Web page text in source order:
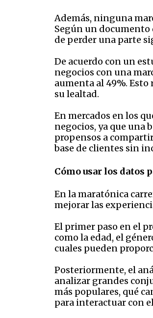
Además, ninguna
Según un documento
de perder una parte
De acuerdo con un
negocios con una
aumenta al 49%.
su lealtad.
En mercados en los
negocios, ya que una
propensos a
base de clientes sin
Cómo usar los datos
En la maratónica
mejorar las
El primer paso en el
como la edad, el
cuales pueden
Posteriormente, el
analizar grandes
más populares, qué
para interactuar con